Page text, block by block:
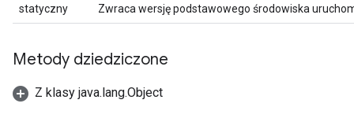
statyczny
Zwraca wersję podstawowego środowiska
Metody dziedziczone
Z klasy java.lang.Object